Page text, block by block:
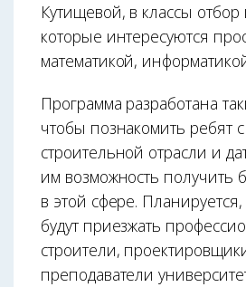
Кутищевой, в классы
которые интересуются
математикой,
Программа разработана
чтобы познакомить ребят
строительной отрасли и
им возможность получить
в этой сфере.
будут приезжать
строители,
преподаватели